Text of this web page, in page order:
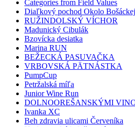
Categories from Field Values
Diaľkový pochod Okolo
RUŽINDOLSKÝ VÍCHOR
Madunický Cibulák
Bzovícka desiatka
Marina RUN
BEŽECKÁ PASUVAČKA
VRBOVSKÁ PÄTNÁSTKA
PumpCup
Petržalská míľa
Junior Wine Run
DOLNOOREŠANSKÝMI
Ivanka XC
Beh zdravia ulicami Červeníka